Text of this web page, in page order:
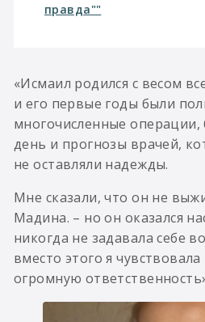
правда""
«Исмаил родился с весом
и его первые годы были
многочисленные
день и прогнозы врачей,
не оставляли надежды.
Мне сказали, что он не
Мадина. – но он оказался
никогда не задавала себе
вместо этого я
огромную